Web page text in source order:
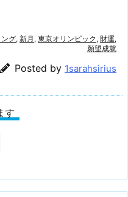
グ, 新月 , 東京オリンピック , 財運,
願望成就
Posted by 1sarahsirius
す